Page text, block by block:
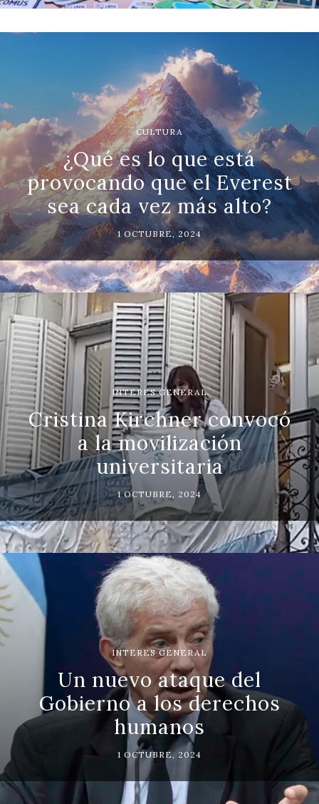
CULTURA
¿Qué es lo que está
provocando que el Everest
sea cada vez más alto?
1 OCTUBRE, 2024
INTERES GENERAL
Cristina Kirchner convocó
a la movilización
universitaria
1 OCTUBRE, 2024
INTERES GENERAL
Un nuevo ataque del
Gobierno a los derechos
humanos
1 OCTUBRE, 2024